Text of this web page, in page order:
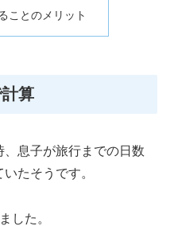
ことのメリット
算
息子が旅行までの日数
たそうです。
した。